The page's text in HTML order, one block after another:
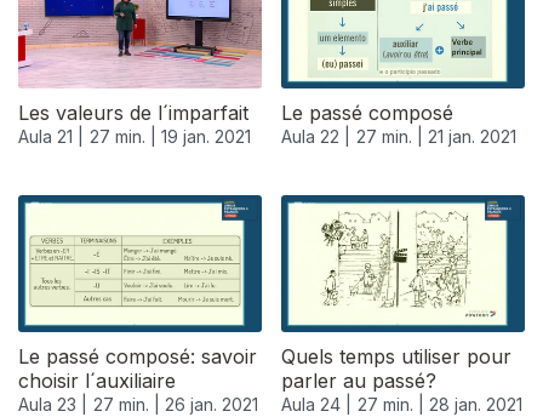
Les valeurs de l´imparfait
Aula 21 | 27 min. | 19 jan. 2021
Le passé composé
Aula 22 | 27 min. | 21 jan. 2021
Le passé composé: savoir
choisir l´auxiliaire
Aula 23 | 27 min. | 26 jan. 2021
Quels temps utiliser pour
parler au passé?
Aula 24 | 27 min. | 28 jan. 2021
520664